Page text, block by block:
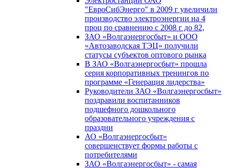
"ЕвроСибЭнерго" в 2009 г увеличили
производство электроэнергии на 4
проц по сравнению с 2008 г до 82,
ЗАО «Волгаэнергосбыт» и ООО
«Автозаводская ТЭЦ» получили
статусы субъектов оптового рынка
В ЗАО «Волгаэнергосбыт» прошла
серия корпоративных тренингов по
программе «Генерация лидерства»
Руководители ЗАО «Волгаэнергосбыт»
поздравили воспитанников
подшефного дошкольного
образовательного учреждения с
праздни
АО «Волгаэнергосбыт»
совершенствует формы работы с
потребителями
ЗАО «Волгаэнергосбыт» - самая